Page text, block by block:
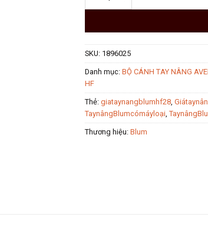
SKU: 1896025
Danh mục: BỘ CÁNH TAY NÂNG
HF
Thẻ: giataynangblumhf28,
TaynângBlumcómáyloại,
Thương hiệu: Blum